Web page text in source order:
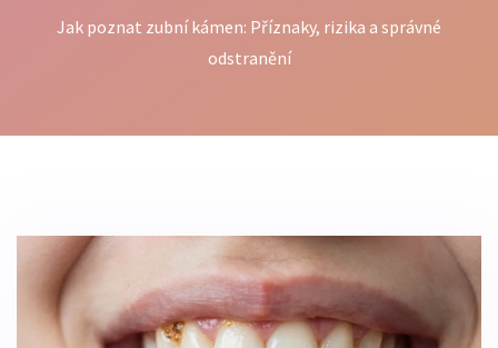
Jak poznat zubní kámen: Příznaky, rizika a správné
odstranění